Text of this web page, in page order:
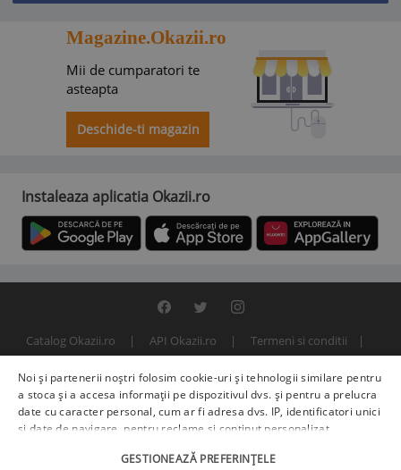
Magazine.Okazii.ro
Mii de cumparatori te
asteapta
Deschide-ti magazin
Instaleaza aplicatia Okazii.ro
Catalog Okazii.ro API Okazii.ro
Termeni si conditii
© 2000 - 2026 S.C. BITFACTOR S.R.L.
Noi și partenerii noștri folosim cookie-uri și tehnologii similare pentru
a stoca și a accesa informații pe dispozitivul dvs. și pentru a prelucra
date cu caracter personal, cum ar fi adresa dvs. IP, identificatori unici
și date de navigare, pentru reclame și conținut personalizat,
îmbunătățirea serviciilor.Furnizori terți (225)pot, de asemenea,
GESTIONEAZĂ PREFERINȚELE